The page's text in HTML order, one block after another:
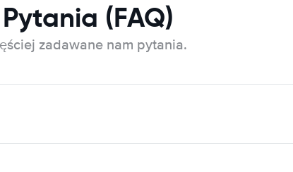
(FAQ)
zadawane nam pytania.